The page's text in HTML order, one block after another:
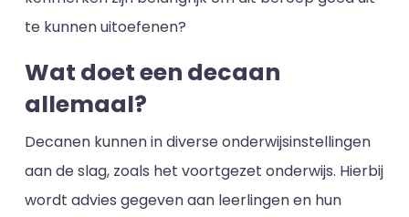
te kunnen uitoefenen?
Wat doet een decaan
allemaal?
Decanen kunnen in diverse onderwijsinstellingen
aan de slag, zoals het voortgezet onderwijs. Hierbij
wordt advies gegeven aan leerlingen en hun